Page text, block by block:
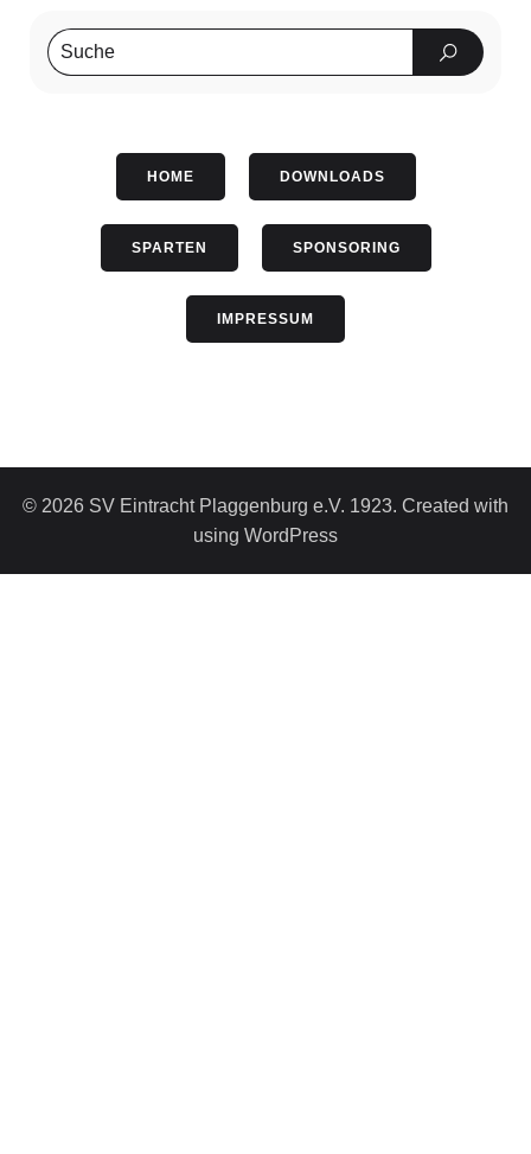
HOME DOWNLOADS
SPARTEN SPONSORING
IMPRESSUM
© 2026 SV Eintracht Plaggenburg e.V. 1923. Created with
using WordPress